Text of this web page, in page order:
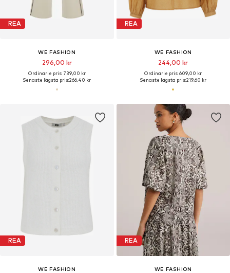
REA
WE FASHION
296,00 kr
Ordinarie pris: 739,00 kr
Senaste lägsta pris:266,40 kr
REA
WE FASHION
244,00 kr
Ordinarie pris: 609,00 kr
Senaste lägsta pris:219,60 kr
REA
WE FASHION
REA
WE FASHION